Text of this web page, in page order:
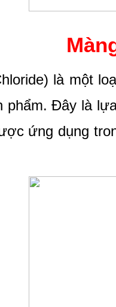
là một
phẩm. Đây là
ứng dụng